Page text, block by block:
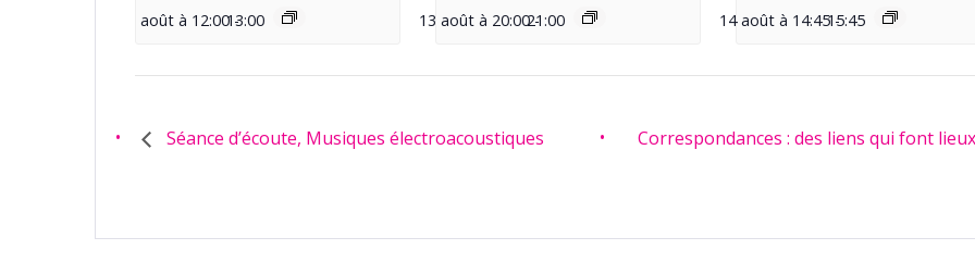
13 août à 12:00 -
13:00
13 août à 20:00 -
21:00
14 août à 14:45 -
15:45
Séance d’écoute, Musiques électroacoustiques Correspondances : des liens qui font